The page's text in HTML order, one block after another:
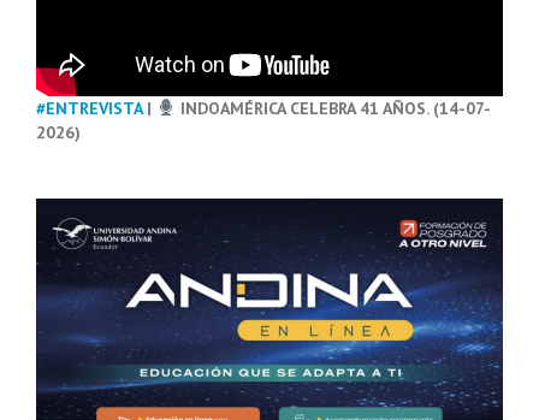
#ENTREVISTA|
INDOAMÉRICA CELEBRA 41 AÑOS. (14-07-
2026)